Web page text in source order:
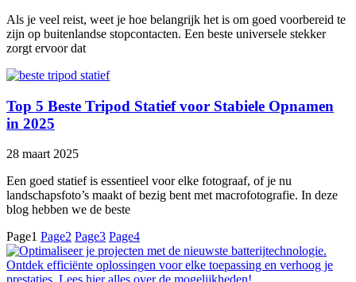
Als je veel reist, weet je hoe belangrijk het is om goed voorbereid te
zijn op buitenlandse stopcontacten. Een beste universele stekker
zorgt ervoor dat
Top 5 Beste Tripod Statief voor Stabiele Opnamen
in 2025
28 maart 2025
Een goed statief is essentieel voor elke fotograaf, of je nu
landschapsfoto’s maakt of bezig bent met macrofotografie. In deze
blog hebben we de beste
Page1 Page2 Page3 Page4